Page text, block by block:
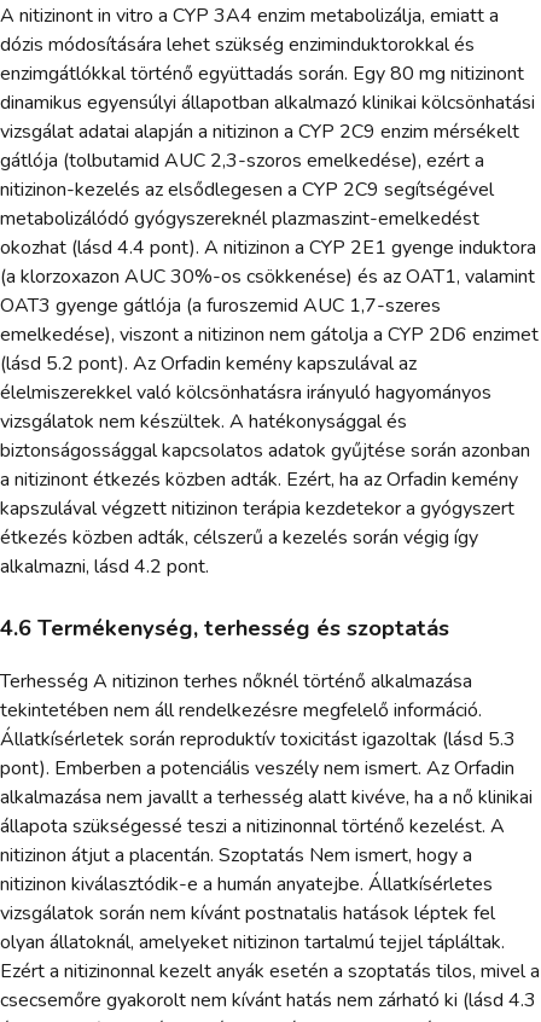
A nitizinont in vitro a CYP 3A4 enzim metabolizálja, emiatt a
dózis módosítására lehet szükség enziminduktorokkal és
enzimgátlókkal történő együttadás során. Egy 80 mg nitizinont
dinamikus egyensúlyi állapotban alkalmazó klinikai kölcsönhatási
vizsgálat adatai alapján a nitizinon a CYP 2C9 enzim mérsékelt
gátlója (tolbutamid AUC 2,3-szoros emelkedése), ezért a
nitizinon-kezelés az elsődlegesen a CYP 2C9 segítségével
metabolizálódó gyógyszereknél plazmaszint-emelkedést
okozhat (lásd 4.4 pont). A nitizinon a CYP 2E1 gyenge induktora
(a klorzoxazon AUC 30%-os csökkenése) és az OAT1, valamint
OAT3 gyenge gátlója (a furoszemid AUC 1,7-szeres
emelkedése), viszont a nitizinon nem gátolja a CYP 2D6 enzimet
(lásd 5.2 pont). Az Orfadin kemény kapszulával az
élelmiszerekkel való kölcsönhatásra irányuló hagyományos
vizsgálatok nem készültek. A hatékonysággal és
biztonságossággal kapcsolatos adatok gyűjtése során azonban
a nitizinont étkezés közben adták. Ezért, ha az Orfadin kemény
kapszulával végzett nitizinon terápia kezdetekor a gyógyszert
étkezés közben adták, célszerű a kezelés során végig így
alkalmazni, lásd 4.2 pont.
4.6 Termékenység, terhesség és szoptatás
Terhesség A nitizinon terhes nőknél történő alkalmazása
tekintetében nem áll rendelkezésre megfelelő információ.
Állatkísérletek során reproduktív toxicitást igazoltak (lásd 5.3
pont). Emberben a potenciális veszély nem ismert. Az Orfadin
alkalmazása nem javallt a terhesség alatt kivéve, ha a nő klinikai
állapota szükségessé teszi a nitizinonnal történő kezelést. A
nitizinon átjut a placentán. Szoptatás Nem ismert, hogy a
nitizinon kiválasztódik-e a humán anyatejbe. Állatkísérletes
vizsgálatok során nem kívánt postnatalis hatások léptek fel
olyan állatoknál, amelyeket nitizinon tartalmú tejjel tápláltak.
Ezért a nitizinonnal kezelt anyák esetén a szoptatás tilos, mivel a
csecsemőre gyakorolt nem kívánt hatás nem zárható ki (lásd 4.3